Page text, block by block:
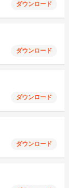
ダウンロード
ダウンロード
ダウンロード
ダウンロード